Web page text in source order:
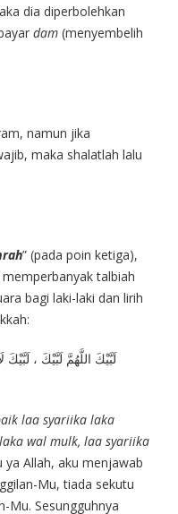
dia diperbolehkan
dam (menyembelih
namun jika
maka shalatlah lalu
” (pada poin ketiga),
talbiah
bagi laki-laki dan lirih
لَبَّيْكَ اللَّهُمَّ لَبَّيْكَ ،
laa syariika laka
wal mulk, laa syariika
ya Allah, aku menjawab
Mu, tiada sekutu
Mu. Sesungguhnya